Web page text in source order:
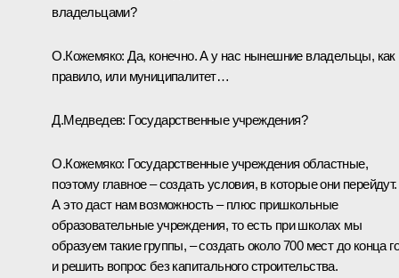
владельцами?
О.Кожемяко: Да, конечно. А у нас нынешние владельцы, как
правило, или муниципалитет…
Д.Медведев: Государственные учреждения?
О.Кожемяко: Государственные учреждения областные,
поэтому главное – создать условия, в которые они перейдут.
А это даст нам возможность – плюс пришкольные
образовательные учреждения, то есть при школах мы
образуем такие группы, – создать около 700 мест до конца
и решить вопрос без капитального строительства.